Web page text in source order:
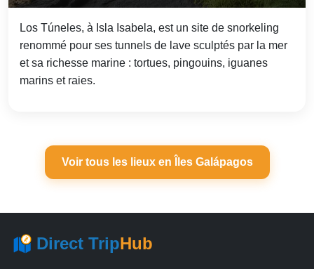
Los Túneles, à Isla Isabela, est un site de snorkeling
renommé pour ses tunnels de lave sculptés par la mer
et sa richesse marine : tortues, pingouins, iguanes
marins et raies.
Voir tous les lieux en Îles Galápagos
Direct TripHub